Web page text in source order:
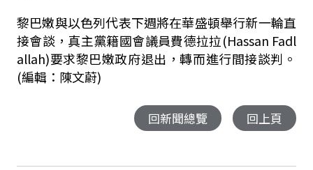
黎巴嫩與以色列代表下週將在華盛頓舉行新一輪直
接會談，真主黨籍國會議員費德拉拉(Hassan Fadl
allah)要求黎巴嫩政府退出，轉而進行間接談判。
(編輯：陳文蔚)
回新聞總覽 回上頁